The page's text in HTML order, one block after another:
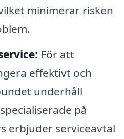
minimerar risken
För att
effektivt och
underhåll
på
erbjuder serviceavtal